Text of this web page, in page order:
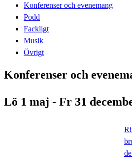
Konferenser och evenemang
Podd
Fackligt
Musik
Övrigt
Konferenser och
Lö 1 maj - Fr 31